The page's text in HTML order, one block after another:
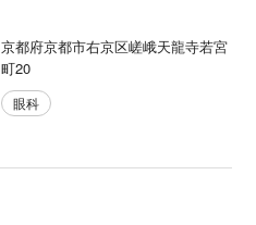
京都府京都市右京区嵯峨天龍寺若宮
町20
眼科